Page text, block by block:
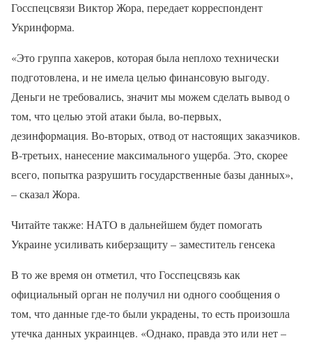
Госспецсвязи Виктор Жора, передает корреспондент
Укринформа.
«Это группа хакеров, которая была неплохо технически
подготовлена, и не имела целью финансовую выгоду.
Деньги не требовались, значит мы можем сделать вывод о
том, что целью этой атаки была, во-первых,
дезинформация. Во-вторых, отвод от настоящих заказчиков.
В-третьих, нанесение максимального ущерба. Это, скорее
всего, попытка разрушить государственные базы данных»,
– сказал Жора.
Читайте также: НАТО в дальнейшем будет помогать
Украине усиливать киберзащиту – заместитель генсека
В то же время он отметил, что Госспецсвязь как
официальный орган не получил ни одного сообщения о
том, что данные где-то были украдены, то есть произошла
утечка данных украинцев. «Однако, правда это или нет –